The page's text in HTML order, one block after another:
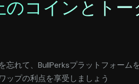
コインとトー
忘れて、BullPerksプラットフォーム
ップの利点を享受しましょう